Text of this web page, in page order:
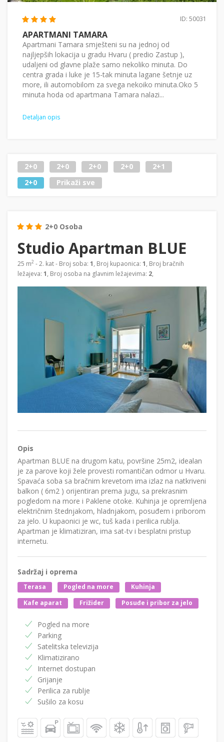
ID: 50031
APARTMANI TAMARA
Apartmani Tamara smješteni su na jednoj od
najljepših lokacija u gradu Hvaru ( predio Zastup ),
udaljeni od glavne plaže samo nekoliko minuta. Do
centra grada i luke je 15-tak minuta lagane šetnje uz
more, ili automobilom za svega nekoiko minuta.Oko 5
minuta hoda od apartmana Tamara nalazi...
Detaljan opis
2+0 2+0 2+0 2+0
2+1
2+0
Prikaži sve
2+0 Osoba
Studio Apartman BLUE
25 m2 - 2. kat - Broj soba: 1, Broj kupaonica: 1, Broj bračnih
ležajeva: 1, Broj osoba na glavnim ležajevima: 2,
Opis
Apartman BLUE na drugom katu, površine 25m2, idealan
je za parove koji žele provesti romantičan odmor u Hvaru.
Spavaća soba sa bračnim krevetom ima izlaz na natkriveni
balkon ( 6m2 ) orijentiran prema jugu, sa prekrasnim
pogledom na more i Paklene otoke. Kuhinja je opremljena
električnim štednjakom, hladnjakom, posuđem i priborom
za jelo. U kupaonici je wc, tuš kada i perilica rublja.
Apartman je klimatiziran, ima sat-tv i besplatni pristup
internetu.
Sadržaj i oprema
Terasa Pogled na more
Kuhinja
Kafe aparat
Frižider Posuđe i pribor za jelo
Pogled na more
Parking
Satelitska televizija
Klimatizirano
Internet dostupan
Grijanje
Perilica za rublje
Sušilo za kosu